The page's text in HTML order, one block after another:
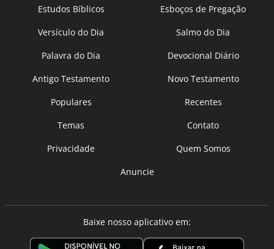
Estudos Bíblicos
Esboços de Pregação
Versículo do Dia
Salmo do Dia
Palavra do Dia
Devocional Diário
Antigo Testamento
Novo Testamento
Populares
Recentes
Temas
Contato
Privacidade
Quem Somos
Anuncie
Baixe nosso aplicativo em: